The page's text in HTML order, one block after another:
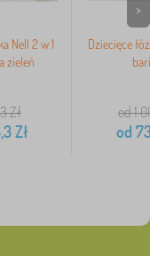
Nell 2 w 1
zieleń
Zł
Zł
Dziecięce
od 1
od
>